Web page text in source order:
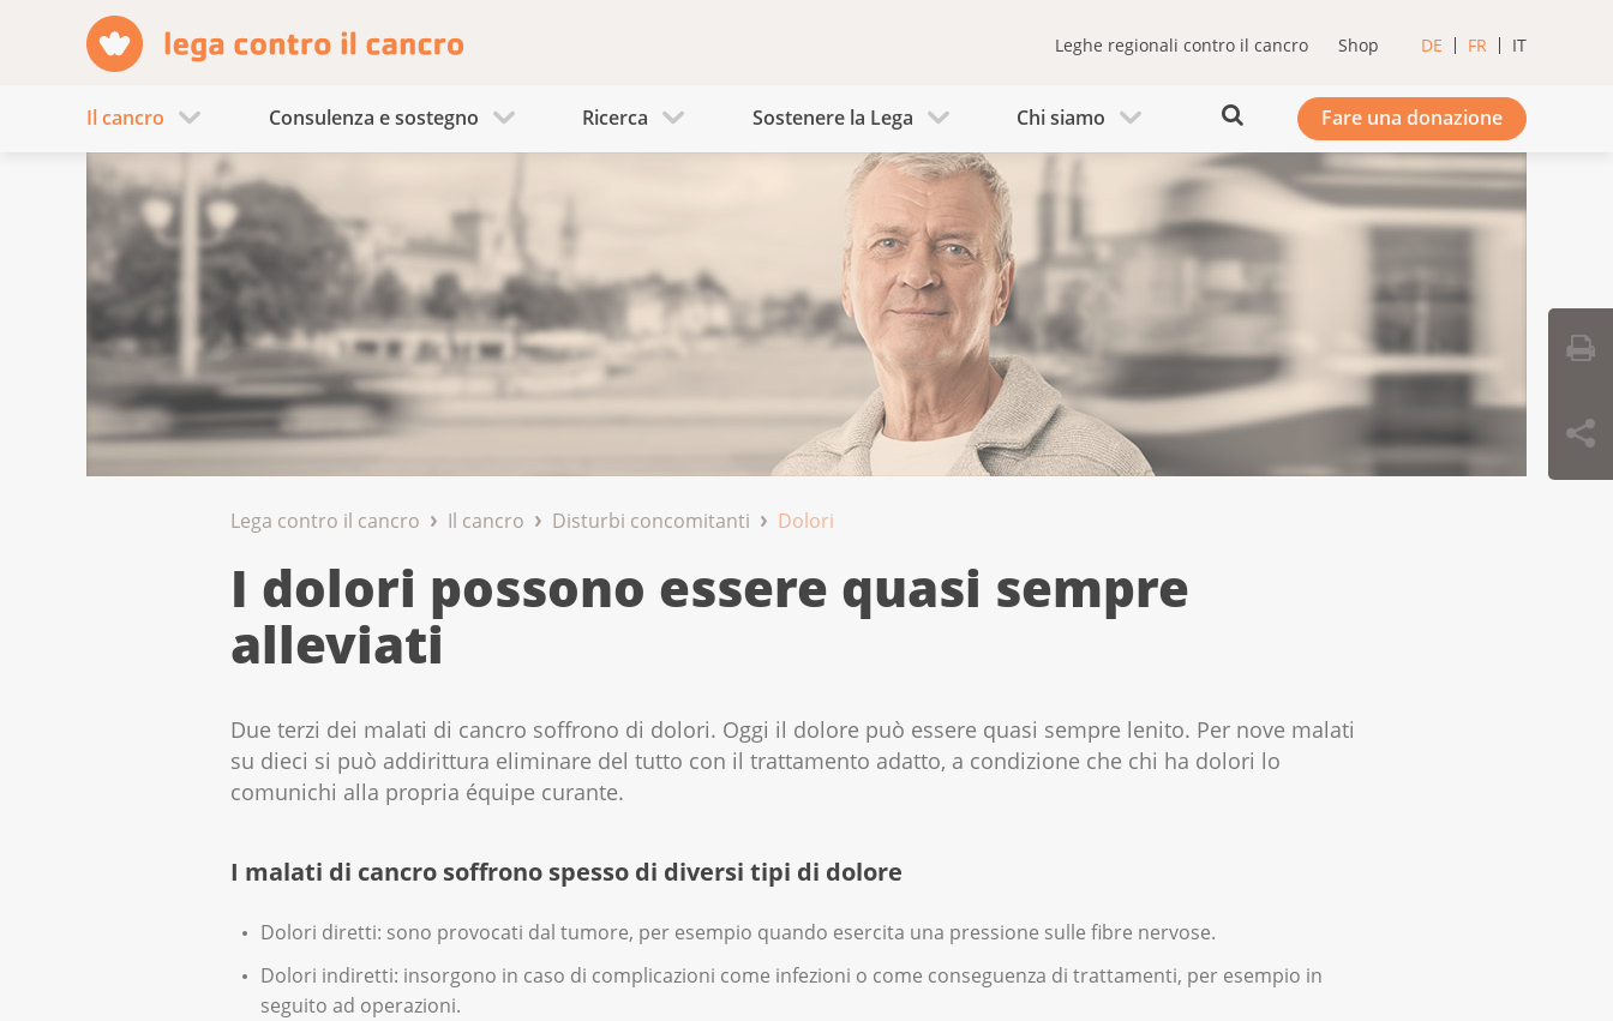
Leghe regionali contro il cancro Shop DE FR IT
Il cancro Consulenza e sostegno Ricerca Sostenere la Lega Chi siamo Fare una donazione
Lega contro il cancro Il cancro Disturbi concomitanti Dolori
I dolori possono essere quasi sempre
alleviati
Due terzi dei malati di cancro soffrono di dolori. Oggi il dolore può essere quasi sempre lenito. Per nove malati
su dieci si può addirittura eliminare del tutto con il trattamento adatto, a condizione che chi ha dolori lo
comunichi alla propria équipe curante.
I malati di cancro soffrono spesso di diversi tipi di dolore
Dolori diretti: sono provocati dal tumore, per esempio quando esercita una pressione sulle fibre nervose.
Dolori indiretti: insorgono in caso di complicazioni come infezioni o come conseguenza di trattamenti, per esempio in
seguito ad operazioni.